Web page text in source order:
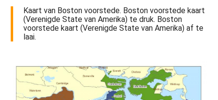
Kaart van Boston voorstede. Boston voorstede kaart
(Verenigde State van Amerika) te druk. Boston
voorstede kaart (Verenigde State van Amerika) af te
laai.